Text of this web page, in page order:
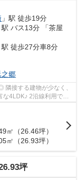
」駅 徒歩19分
駅 バス13分 「茶屋
駅 徒歩27分車8分
之郷
接する建物が少なく、
な4LDK♪ 2沿線利用で
㎡（26.46坪）
㎡（26.93坪）
坪